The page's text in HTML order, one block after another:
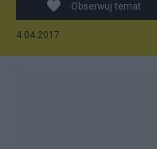
Obserwuj temat
4.04.2017